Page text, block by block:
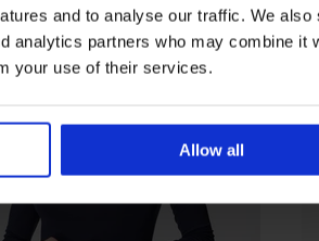
and to analyse our traffic. We also
analytics partners who may combine it
your use of their services.
Allow all